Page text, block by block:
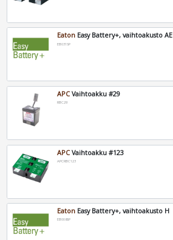
Eaton Easy Battery+, vaihtoakusto AE
EB031SP
APCVaihtoakku #29
RBC29
APCVaihtoakku #123
APCRBC123
Eaton Easy Battery+, vaihtoakusto H
EB008SP